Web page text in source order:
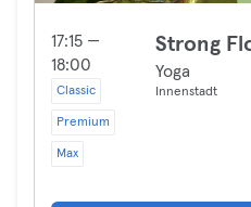
17:15 —
18:00
Classic
Premium
Max
Strong
Yoga
Innenstadt